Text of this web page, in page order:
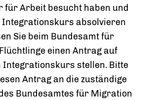
für Arbeit besucht haben und
Integrationskurs absolvieren
Sie beim Bundesamt für
einen Antrag auf
Integrationskurs stellen. Bitte
Antrag an die zuständige
Bundesamtes für Migration